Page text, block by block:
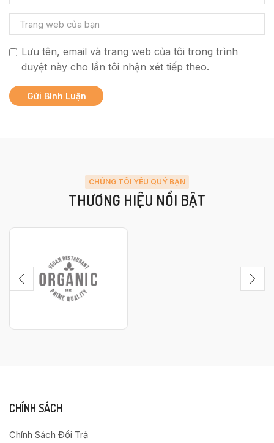
Lưu tên, email và trang web của tôi trong trình
duyệt này cho lần tôi nhận xét tiếp theo.
CHÚNG TÔI YÊU QUÝ BẠN
THƯƠNG HIỆU NỔI BẬT
CHÍNH SÁCH
Chính Sách Đổi Trả